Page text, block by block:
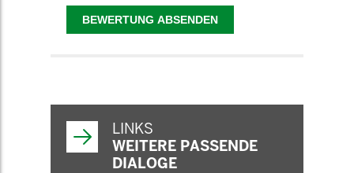
LINKS
WEITERE PASSENDE
DIALOGE